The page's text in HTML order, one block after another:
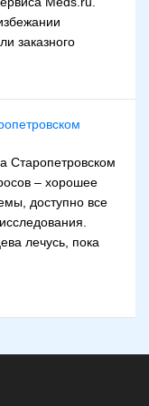
и околоносовых
острой фазе
растения)
Ее
форм
лечения
развитие в
заказного
Старопетровском
– хорошее
доступно все
лечусь, пока